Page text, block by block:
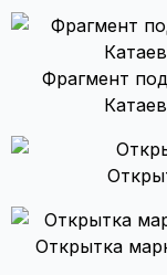
Фрагмент
Открытка